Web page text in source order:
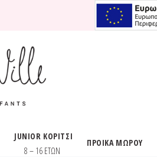
JUNIOR ΚΟΡΙΤΣΙ
8 – 16 ΕΤΩΝ
ΠΡΟΙΚΑ ΜΩΡΟΥ